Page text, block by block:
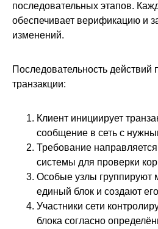
последовательных этапов.
обеспечивает верификацию и
изменений.
Последовательность действий
транзакции:
Клиент инициирует
сообщение в сеть с
Требование
системы для проверки
Особые узлы группируют
единый блок и создают его
Участники сети
блока согласно